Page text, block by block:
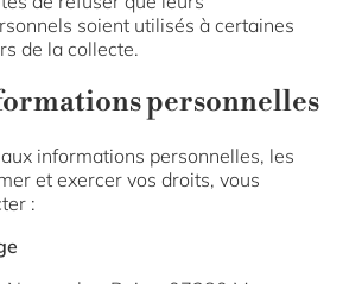
soient utilisés à certaines
de la collecte.
personnelles
informations personnelles, les
et exercer vos droits, vous
: